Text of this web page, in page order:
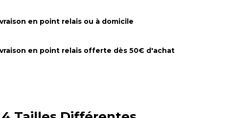
en point relais ou à domicile
en point relais offerte dès 50€ d'achat